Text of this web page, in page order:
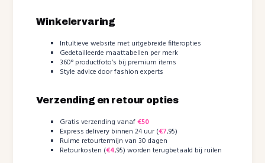
Winkelervaring
Intuïtieve website met uitgebreide filteropties
Gedetailleerde maattabellen per merk
360° productfoto’s bij premium items
Style advice door fashion experts
Verzending en retour opties
Gratis verzending vanaf€50
Express delivery binnen 24 uur (€7,95)
Ruime retourtermijn van 30 dagen
Retourkosten (€4,95) worden terugbetaald bij ruilen